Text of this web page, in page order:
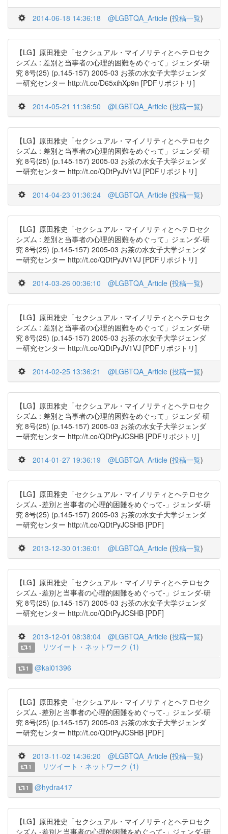
2014-06-18 14:36:18 @LGBTQA_Article (投稿一覧)
【LG】原田雅史「セクシュアル・マイノリティとヘテロセク
シズム : 差別と当事者の心理的困難をめぐって」ジェンダ-研
究 8号(25) (p.145-157) 2005-03 お茶の水女子大学ジェンダ
ー研究センター http://t.co/D65xihXp9n [PDFリポジトリ]
2014-05-21 11:36:50 @LGBTQA_Article (投稿一覧)
【LG】原田雅史「セクシュアル・マイノリティとヘテロセク
シズム : 差別と当事者の心理的困難をめぐって」ジェンダ-研
究 8号(25) (p.145-157) 2005-03 お茶の水女子大学ジェンダ
ー研究センター http://t.co/QDtPyJV1VJ [PDFリポジトリ]
2014-04-23 01:36:24 @LGBTQA_Article (投稿一覧)
【LG】原田雅史「セクシュアル・マイノリティとヘテロセク
シズム : 差別と当事者の心理的困難をめぐって」ジェンダ-研
究 8号(25) (p.145-157) 2005-03 お茶の水女子大学ジェンダ
ー研究センター http://t.co/QDtPyJV1VJ [PDFリポジトリ]
2014-03-26 00:36:10 @LGBTQA_Article (投稿一覧)
【LG】原田雅史「セクシュアル・マイノリティとヘテロセク
シズム : 差別と当事者の心理的困難をめぐって」ジェンダ-研
究 8号(25) (p.145-157) 2005-03 お茶の水女子大学ジェンダ
ー研究センター http://t.co/QDtPyJV1VJ [PDFリポジトリ]
2014-02-25 13:36:21 @LGBTQA_Article (投稿一覧)
【LG】原田雅史「セクシュアル・マイノリティとヘテロセク
シズム : 差別と当事者の心理的困難をめぐって」ジェンダ-研
究 8号(25) (p.145-157) 2005-03 お茶の水女子大学ジェンダ
ー研究センター http://t.co/QDtPyJCSHB [PDFリポジトリ]
2014-01-27 19:36:19 @LGBTQA_Article (投稿一覧)
【LG】原田雅史「セクシュアル・マイノリティとヘテロセク
シズム -差別と当事者の心理的困難をめぐって-」ジェンダ-研
究 8号(25) (p.145-157) 2005-03 お茶の水女子大学ジェンダ
ー研究センター http://t.co/QDtPyJCSHB [PDF]
2013-12-30 01:36:01 @LGBTQA_Article (投稿一覧)
【LG】原田雅史「セクシュアル・マイノリティとヘテロセク
シズム -差別と当事者の心理的困難をめぐって-」ジェンダ-研
究 8号(25) (p.145-157) 2005-03 お茶の水女子大学ジェンダ
ー研究センター http://t.co/QDtPyJCSHB [PDF]
2013-12-01 08:38:04 @LGBTQA_Article (投稿一覧)
1 リツイート・ネットワーク (1)
1 @kai01396
【LG】原田雅史「セクシュアル・マイノリティとヘテロセク
シズム -差別と当事者の心理的困難をめぐって-」ジェンダ-研
究 8号(25) (p.145-157) 2005-03 お茶の水女子大学ジェンダ
ー研究センター http://t.co/QDtPyJCSHB [PDF]
2013-11-02 14:36:20 @LGBTQA_Article (投稿一覧)
1 リツイート・ネットワーク (1)
1 @hydra417
【LG】原田雅史「セクシュアル・マイノリティとヘテロセク
シズム -差別と当事者の心理的困難をめぐって-」ジェンダ-研